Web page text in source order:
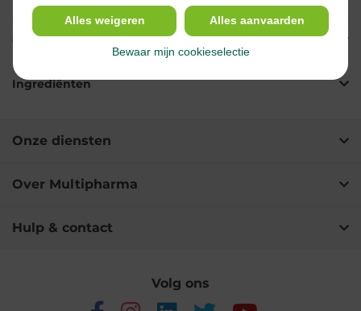
Gebruik
Ingrediënten
Onze diensten
Over Multipharma
Hulp & contact
Volg ons
Alles weigeren Alles aanvaarden
Bewaar mijn cookieselectie